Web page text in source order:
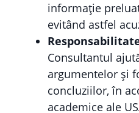
informație
evitând astfel
Consultantul
argumentelor și
concluziilor, în
academice ale